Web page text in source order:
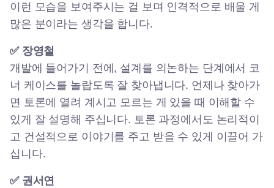
이런 모습을 보여주시는 걸 보며 인격적으로 배울 게
많은 분이라는 생각을 합니다.
✅ 장영철
개발에 들어가기 전에, 설계를 의논하는 단계에서 코
너 케이스를 놀랍도록 잘 찾아냅니다. 언제나 찾아가
면 토론에 열려 계시고 모르는 게 있을 때 이해할 수
있게 잘 설명해 주십니다. 토론 과정에서도 논리적이
고 건설적으로 이야기를 주고 받을 수 있게 이끌어 가
십니다.
✅ 권서연